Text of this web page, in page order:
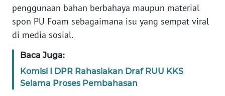
penggunaan bahan berbahaya maupun material
spon PU Foam sebagaimana isu yang sempat viral
di media sosial.
Baca Juga:
Komisi I DPR Rahasiakan Draf RUU KKS
Selama Proses Pembahasan
KONTAK
KAMI
IKLAN
TENTANG